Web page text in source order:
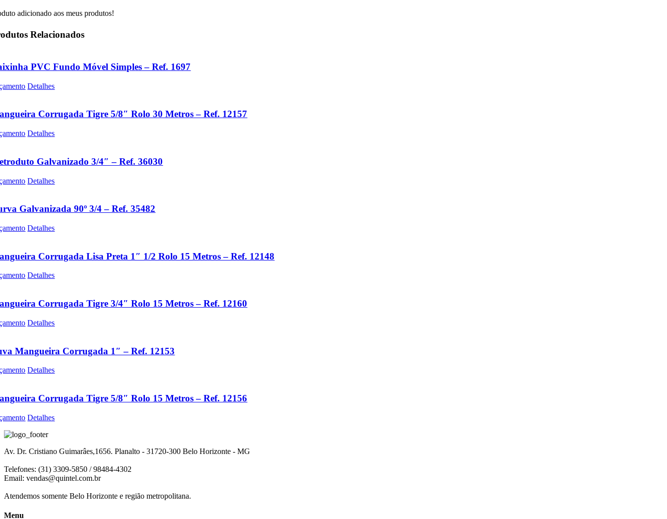
adicionado aos meus produtos!
Relacionados
PVC Fundo Móvel Simples – Ref. 1697
Detalhes
Corrugada Tigre 5/8″ Rolo 30 Metros – Ref. 12157
Detalhes
Galvanizado 3/4″ – Ref. 36030
Detalhes
Galvanizada 90º 3/4 – Ref. 35482
Detalhes
Corrugada Lisa Preta 1″ 1/2 Rolo 15 Metros – Ref. 12148
Detalhes
Corrugada Tigre 3/4″ Rolo 15 Metros – Ref. 12160
Detalhes
Mangueira Corrugada 1″ – Ref. 12153
Detalhes
Corrugada Tigre 5/8″ Rolo 15 Metros – Ref. 12156
Detalhes
Av. Dr. Cristiano Guimarâes,1656. Planalto - 31720-300 Belo Horizonte - MG
Telefones: (31) 3309-5850 / 98484-4302
Email: vendas@quintel.com.br
Atendemos somente Belo Horizonte e região metropolitana.
Menu